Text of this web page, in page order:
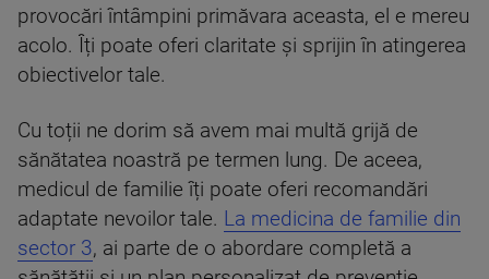
provocări întâmpini primăvara aceasta, el e mereu
acolo. Îți poate oferi claritate și sprijin în atingerea
obiectivelor tale.
Cu toții ne dorim să avem mai multă grijă de
sănătatea noastră pe termen lung. De aceea,
medicul de familie îți poate oferi recomandări
adaptate nevoilor tale. La medicina de familie din
sector 3, ai parte de o abordare completă a